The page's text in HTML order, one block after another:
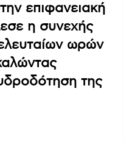
επιφανειακή
η συνεχής
ωρών
της